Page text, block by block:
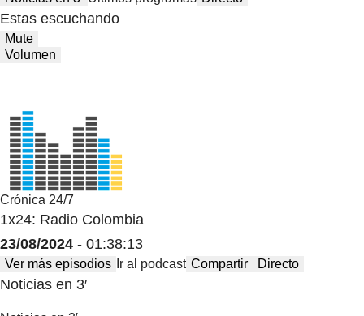
Estas escuchando
Mute
Volumen
Crónica 24/7
1x24: Radio Colombia
23/08/2024 - 01:38:13
Ver más episodios Ir al podcast Compartir Directo
Noticias en 3′